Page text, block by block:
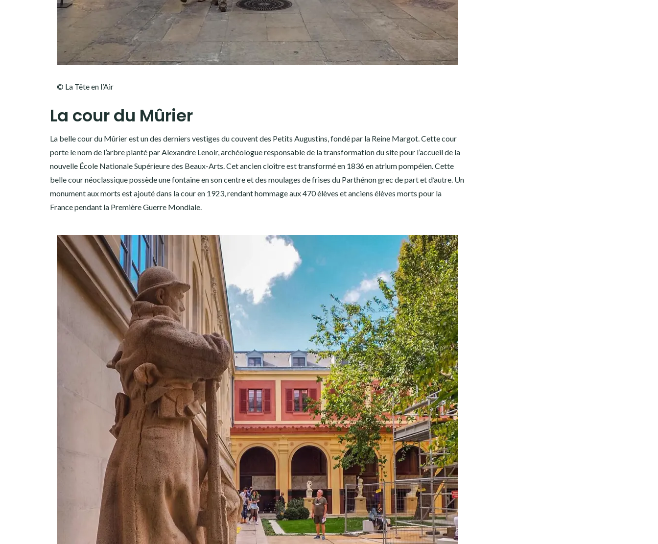
© La Tête en l’Air
La cour du Mûrier
La belle cour du Mûrier est un des derniers vestiges du couvent des Petits Augustins, fondé par la Reine Margot. Cette cour
porte le nom de l’arbre planté par Alexandre Lenoir, archéologue responsable de la transformation du site pour l’accueil de la
nouvelle École Nationale Supérieure des Beaux-Arts. Cet ancien cloître est transformé en 1836 en atrium pompéien. Cette
belle cour néoclassique possède une fontaine en son centre et des moulages de frises du Parthénon grec de part et d’autre. Un
monument aux morts est ajouté dans la cour en 1923, rendant hommage aux 470 élèves et anciens élèves morts pour la
France pendant la Première Guerre Mondiale.